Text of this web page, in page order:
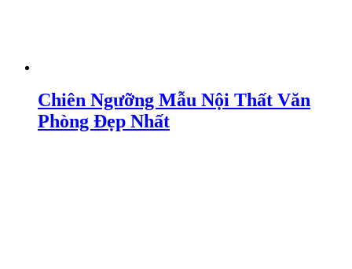
Chiên Ngưỡng Mẫu Nội Thất Văn
Phòng Đẹp Nhất